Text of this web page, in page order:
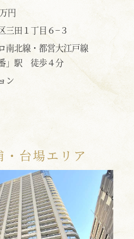
した
円
三田１丁目７−１
南北線・都営大江戸線
」駅 徒歩3分
台場エリア